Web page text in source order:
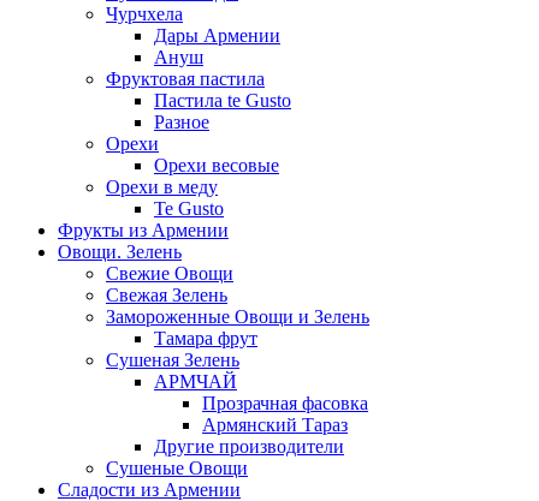
Чурчхела
Дары Армении
Ануш
Фруктовая пастила
Пастила te Gusto
Разное
Орехи
Орехи весовые
Орехи в меду
Te Gusto
Фрукты из Армении
Овощи. Зелень
Свежие Овощи
Свежая Зелень
Замороженные Овощи и Зелень
Тамара фрут
Сушеная Зелень
АРМЧАЙ
Прозрачная фасовка
Армянский Тараз
Другие производители
Сушеные Овощи
Сладости из Армении